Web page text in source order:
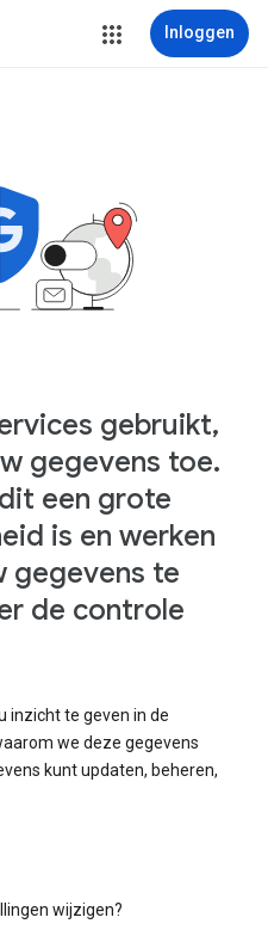
Inloggen
gebruikt,
gegevens toe.
een grote
is en werken
gegevens te
de controle
inzicht te geven in de
we deze gegevens
kunt updaten, beheren,
wijzigen?